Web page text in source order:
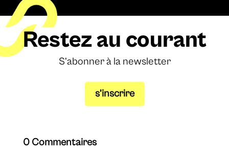
Restez au courant
S’abonner à la newsletter
s’inscrire
0 Commentaires